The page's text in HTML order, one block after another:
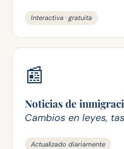
Interactiva · gratuita
📰
Noticias de
Cambios en leyes,
Actualizado diariamente